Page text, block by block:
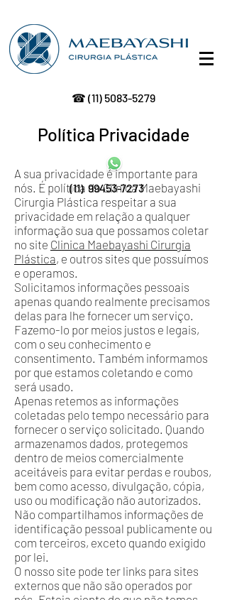
☎ (11) 5083-5279
(11) 99453-7273
Política Privacidade
A sua privacidade é importante para
nós. É política do Clinica Maebayashi
Cirurgia Plástica respeitar a sua
privacidade em relação a qualquer
informação sua que possamos coletar
no site Clinica Maebayashi Cirurgia
Plástica, e outros sites que possuímos
e operamos.
Solicitamos informações pessoais
apenas quando realmente precisamos
delas para lhe fornecer um serviço.
Fazemo-lo por meios justos e legais,
com o seu conhecimento e
consentimento. Também informamos
por que estamos coletando e como
será usado.
Apenas retemos as informações
coletadas pelo tempo necessário para
fornecer o serviço solicitado. Quando
armazenamos dados, protegemos
dentro de meios comercialmente
aceitáveis ​​para evitar perdas e roubos,
bem como acesso, divulgação, cópia,
uso ou modificação não autorizados.
Não compartilhamos informações de
identificação pessoal publicamente ou
com terceiros, exceto quando exigido
por lei.
O nosso site pode ter links para sites
externos que não são operados por